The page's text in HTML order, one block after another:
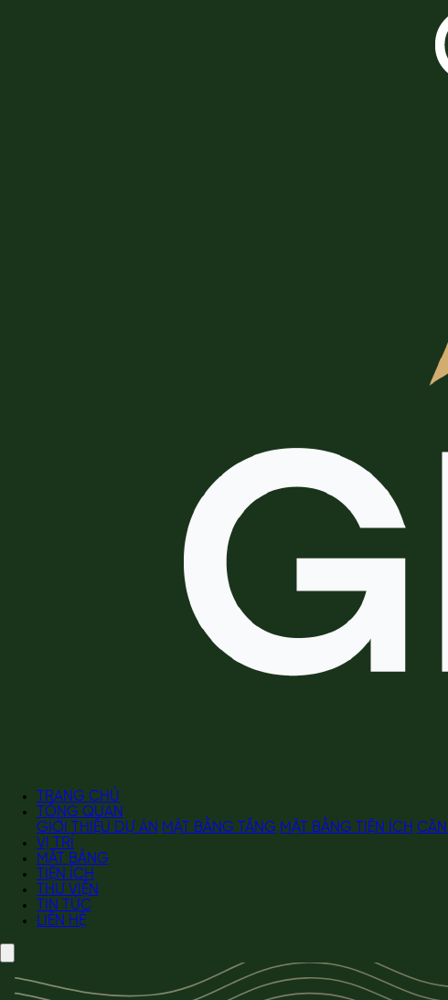
TRANG CHỦ
TỔNG QUAN
GIỚI THIỆU DỰ ÁN MẶT BẰNG TẦNG MẶT BẰNG TIỆN ÍCH
VỊ TRÍ
MẶT BẰNG
TIỆN ÍCH
THƯ VIỆN
TIN TỨC
LIÊN HỆ
TỔNG QUAN